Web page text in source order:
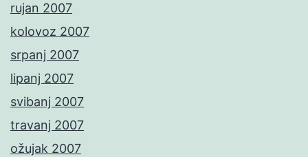
rujan 2007
kolovoz 2007
srpanj 2007
lipanj 2007
svibanj 2007
travanj 2007
ožujak 2007